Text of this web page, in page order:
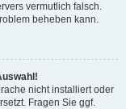
vermutlich falsch.
beheben kann.
nicht installiert oder
Fragen Sie ggf.